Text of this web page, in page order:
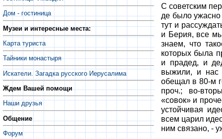
Дом - гостиница
Музеи и интересные места:
Карта туриста
Тайники монастыря
Искатели. Загадка русского Иерусалима
Ждем Вашей помощи
Наши друзья
Общение
Форум
С советским
де было ужасно
тут и
и Берия, все мы
знаем, что
которых была
и прадед, и
выжили, и нас
обещал в 80-м
проч.; во-
«совок» и
устойчивая
всем царил
ним связано, -